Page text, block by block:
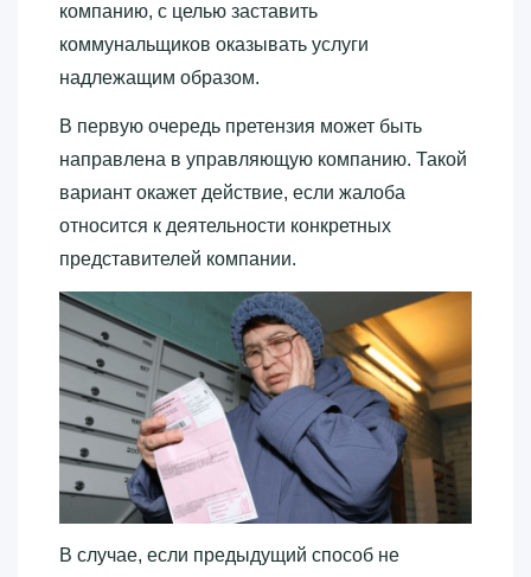
компанию, с целью заставить
коммунальщиков оказывать услуги
надлежащим образом.
В первую очередь претензия может быть
направлена в управляющую компанию. Такой
вариант окажет действие, если жалоба
относится к деятельности конкретных
представителей компании.
В случае, если предыдущий способ не